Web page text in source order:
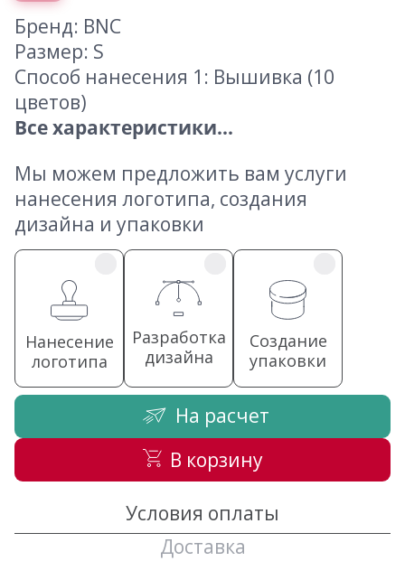
Бренд: BNC
Размер: S
Способ нанесения 1: Вышивка (10
цветов)
Все характеристики...
Мы можем предложить вам услуги
нанесения логотипа, создания
дизайна и упаковки
Нанесение
логотипа
Разработка
дизайна
Создание
упаковки
На расчет
В корзину
Условия оплаты
Доставка